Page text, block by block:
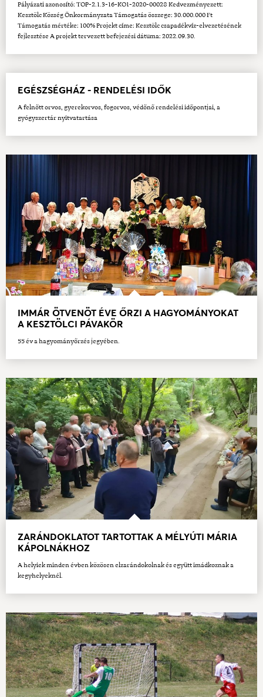
Pályázati azonosító: TOP-2.1.3-16-KO1-2020-00028 Kedvezményezett:
Kesztölc Község Önkormányzata Támogatás összege: 30.000.000 Ft
Támogatás mértéke: 100% Projekt címe: Kesztölc csapadékvíz-elvezetésének
fejlesztése A projekt tervezett befejezési dátuma: 2022.09.30.
EGÉSZSÉGHÁZ - RENDELÉSI IDŐK
A felnőtt orvos, gyerekorvos, fogorvos, védőnő rendelési időpontjai, a
gyógyszertár nyitvatartása
IMMÁR ÖTVENÖT ÉVE ŐRZI A HAGYOMÁNYOKAT
A KESZTÖLCI PÁVAKÖR
55 év a hagyományőrzés jegyében.
ZARÁNDOKLATOT TARTOTTAK A MÉLYÚTI MÁRIA
KÁPOLNÁKHOZ
A helyiek minden évben közösen elzarándokolnak és együtt imádkoznak a
kegyhelyeknél.